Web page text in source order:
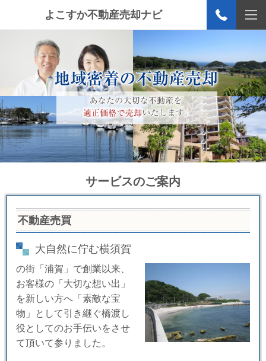
よこすか不動産売却ナビ
サービスのご案内
不動産売買
大自然に佇む横須賀
の街「浦賀」で創業以来、
お客様の「大切な想い出」
を新しい方へ「素敵な宝
物」として引き継ぐ橋渡し
役としてのお手伝いをさせ
て頂いて参りました。